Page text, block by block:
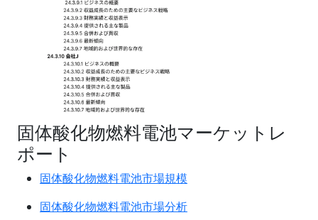
固体酸化物燃料電池マーケットレ
ポート
固体酸化物燃料電池市場規模
固体酸化物燃料電池市場分析